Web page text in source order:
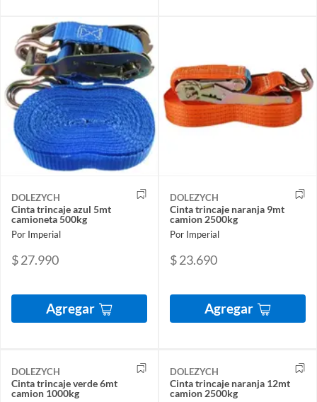
DOLEZYCH
Cinta trincaje azul 5mt
camioneta 500kg
Por Imperial
$ 27.990
Agregar
DOLEZYCH
Cinta trincaje naranja 9mt
camion 2500kg
Por Imperial
$ 23.690
Agregar
DOLEZYCH
Cinta trincaje verde 6mt
camion 1000kg
DOLEZYCH
Cinta trincaje naranja 12mt
camion 2500kg